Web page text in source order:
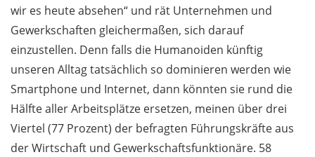
wir es heute absehen“ und rät Unternehmen und
Gewerkschaften gleichermaßen, sich darauf
einzustellen. Denn falls die Humanoiden künftig
unseren Alltag tatsächlich so dominieren werden wie
Smartphone und Internet, dann könnten sie rund die
Hälfte aller Arbeitsplätze ersetzen, meinen über drei
Viertel (77 Prozent) der befragten Führungskräfte aus
der Wirtschaft und Gewerkschafts­funktionäre. 58